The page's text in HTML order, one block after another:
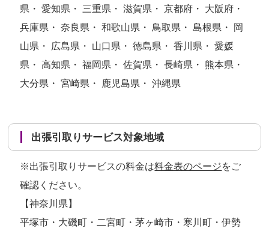
県・ 愛知県・ 三重県・ 滋賀県・ 京都府・ 大阪府・
兵庫県・ 奈良県・ 和歌山県・ 鳥取県・ 島根県・ 岡
山県・ 広島県・ 山口県・ 徳島県・ 香川県・ 愛媛
県・ 高知県・ 福岡県・ 佐賀県・ 長崎県・ 熊本県・
大分県・ 宮崎県・ 鹿児島県・ 沖縄県
出張引取りサービス対象地域
※出張引取りサービスの料金は料金表のページをご
確認ください。
【神奈川県】
平塚市・大磯町・二宮町・茅ヶ崎市・寒川町・伊勢